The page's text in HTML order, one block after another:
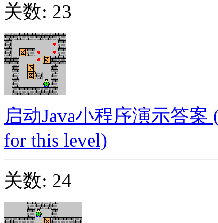
关数: 23
启动Java小程序演示答案
for this level)
关数: 24